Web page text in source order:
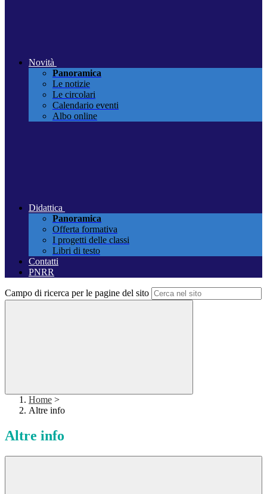
Novità
Panoramica
Le notizie
Le circolari
Calendario eventi
Albo online
Didattica
Panoramica
Offerta formativa
I progetti delle classi
Libri di testo
Contatti
PNRR
Campo di ricerca per le pagine del sito
Home >
Altre info
Altre info